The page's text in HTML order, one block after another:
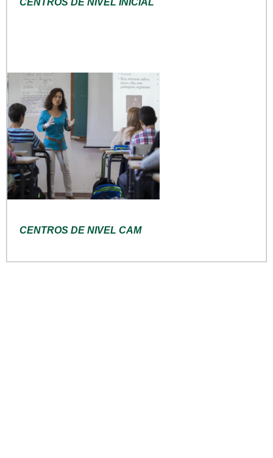
CENTROS DE NIVEL CAM